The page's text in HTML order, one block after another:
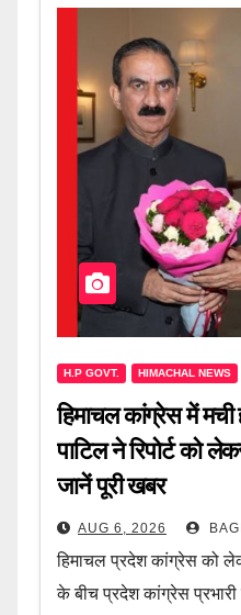
H.P GOVT. HIMACHAL NEWS
हिमाचल कांग्रेस में
पाटिल ने रिपोर्ट को
जानें पूरी खबर
AUG 6, 2026
हिमाचल प्रदेश कांग्रेस को
के बीच प्रदेश कांग्रेस